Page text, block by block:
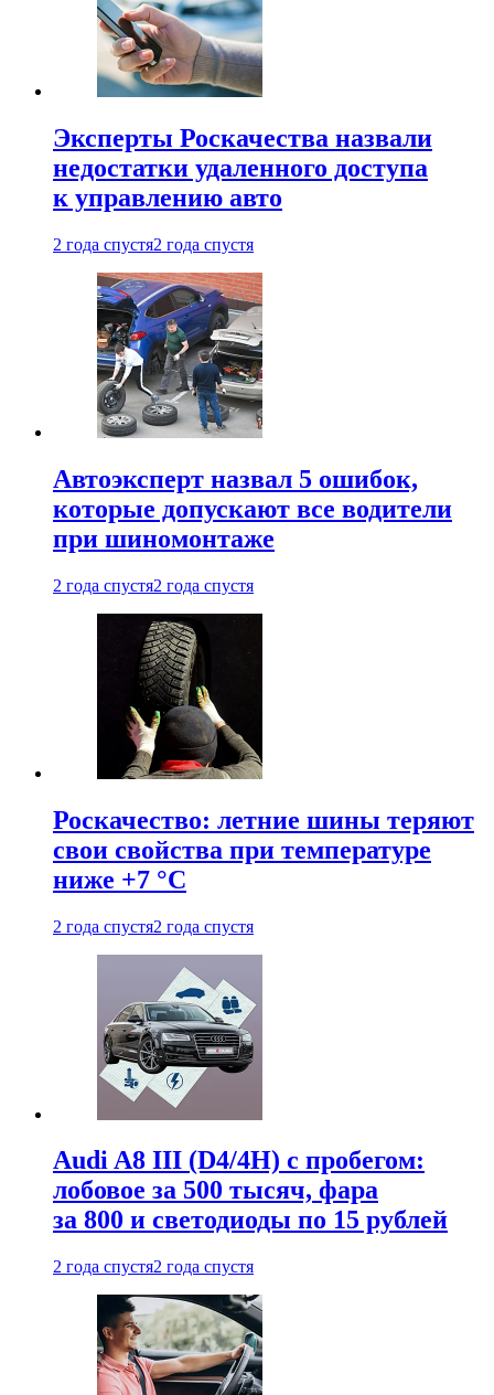
Эксперты Роскачества назвали
недостатки удаленного доступа
к управлению авто
2 года спустя2 года спустя
Автоэксперт назвал 5 ошибок,
которые допускают все водители
при шиномонтаже
2 года спустя2 года спустя
Роскачество: летние шины теряют
свои свойства при температуре
ниже +7 °C
2 года спустя2 года спустя
Audi A8 III (D4/4H) c пробегом:
лобовое за 500 тысяч, фара
за 800 и светодиоды по 15 рублей
2 года спустя2 года спустя